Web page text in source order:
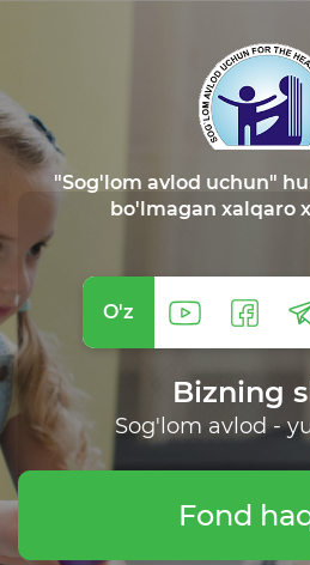
"Sog'lom avlod uchun"
bo'lmagan xalqaro
O'z
Bizning
Sog'lom avlod -
Fond